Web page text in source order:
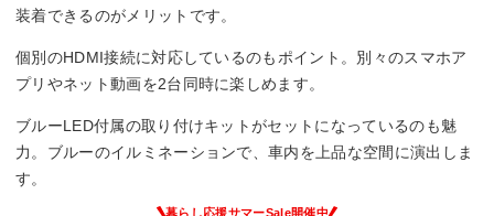
装着できるのがメリットです。
個別のHDMI接続に対応しているのもポイント。別々のスマホア
プリやネット動画を2台同時に楽しめます。
ブルーLED付属の取り付けキットがセットになっているのも魅
力。ブルーのイルミネーションで、車内を上品な空間に演出しま
す。